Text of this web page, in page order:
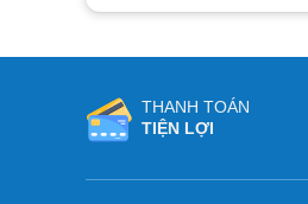
THANH TOÁN
TIỆN LỢI